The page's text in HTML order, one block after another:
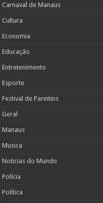
Carnaval de Manaus
Cultura
Economia
Educação
Entretenimento
Esporte
Festival de Parintins
Geral
Manaus
Musica
Noticias do Mundo
Polícia
Política